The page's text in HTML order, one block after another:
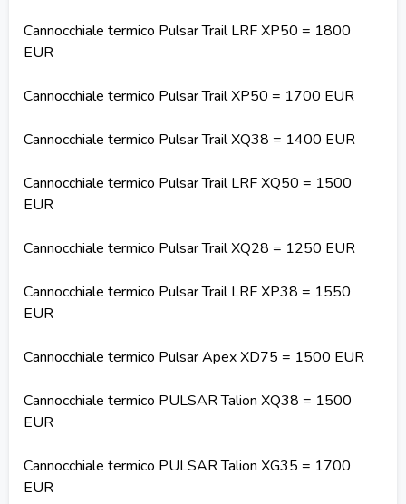
Cannocchiale termico Pulsar Trail LRF XP50 = 1800
EUR
Cannocchiale termico Pulsar Trail XP50 = 1700 EUR
Cannocchiale termico Pulsar Trail XQ38 = 1400 EUR
Cannocchiale termico Pulsar Trail LRF XQ50 = 1500
EUR
Cannocchiale termico Pulsar Trail XQ28 = 1250 EUR
Cannocchiale termico Pulsar Trail LRF XP38 = 1550
EUR
Cannocchiale termico Pulsar Apex XD75 = 1500 EUR
Cannocchiale termico PULSAR Talion XQ38 = 1500
EUR
Cannocchiale termico PULSAR Talion XG35 = 1700
EUR